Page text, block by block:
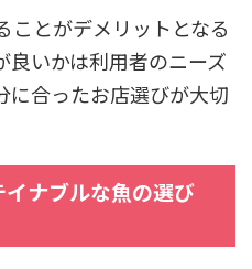
ことがデメリットとなる
良いかは利用者のニーズ
に合ったお店選びが大切
ナブルな魚の選び